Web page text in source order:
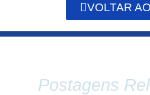
VOLTAR
Postagens